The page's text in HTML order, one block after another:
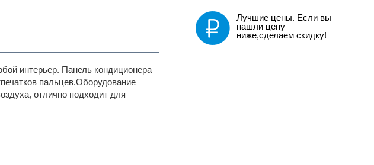
интерьер. Панель кондиционера
пальцев.Оборудование
отлично подходит для
Лучшие цены. Если вы
нашли цену
ниже,сделаем скидку!